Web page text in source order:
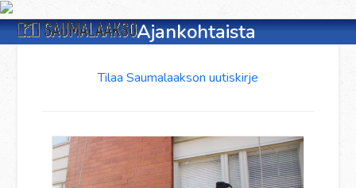
Skip
to
content
Open
Close
Ajankohtaista
Tilaa Saumalaakson uutiskirje